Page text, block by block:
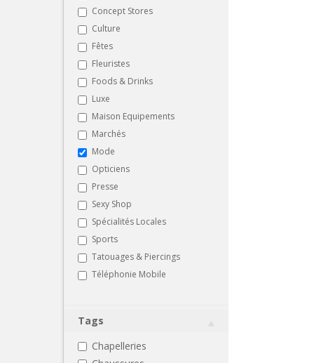
Concept Stores
Culture
Fêtes
Fleuristes
Foods & Drinks
Luxe
Maison Equipements
Marchés
Mode
Opticiens
Presse
Sexy Shop
Spécialités Locales
Sports
Tatouages & Piercings
Téléphonie Mobile
Tags
Chapelleries